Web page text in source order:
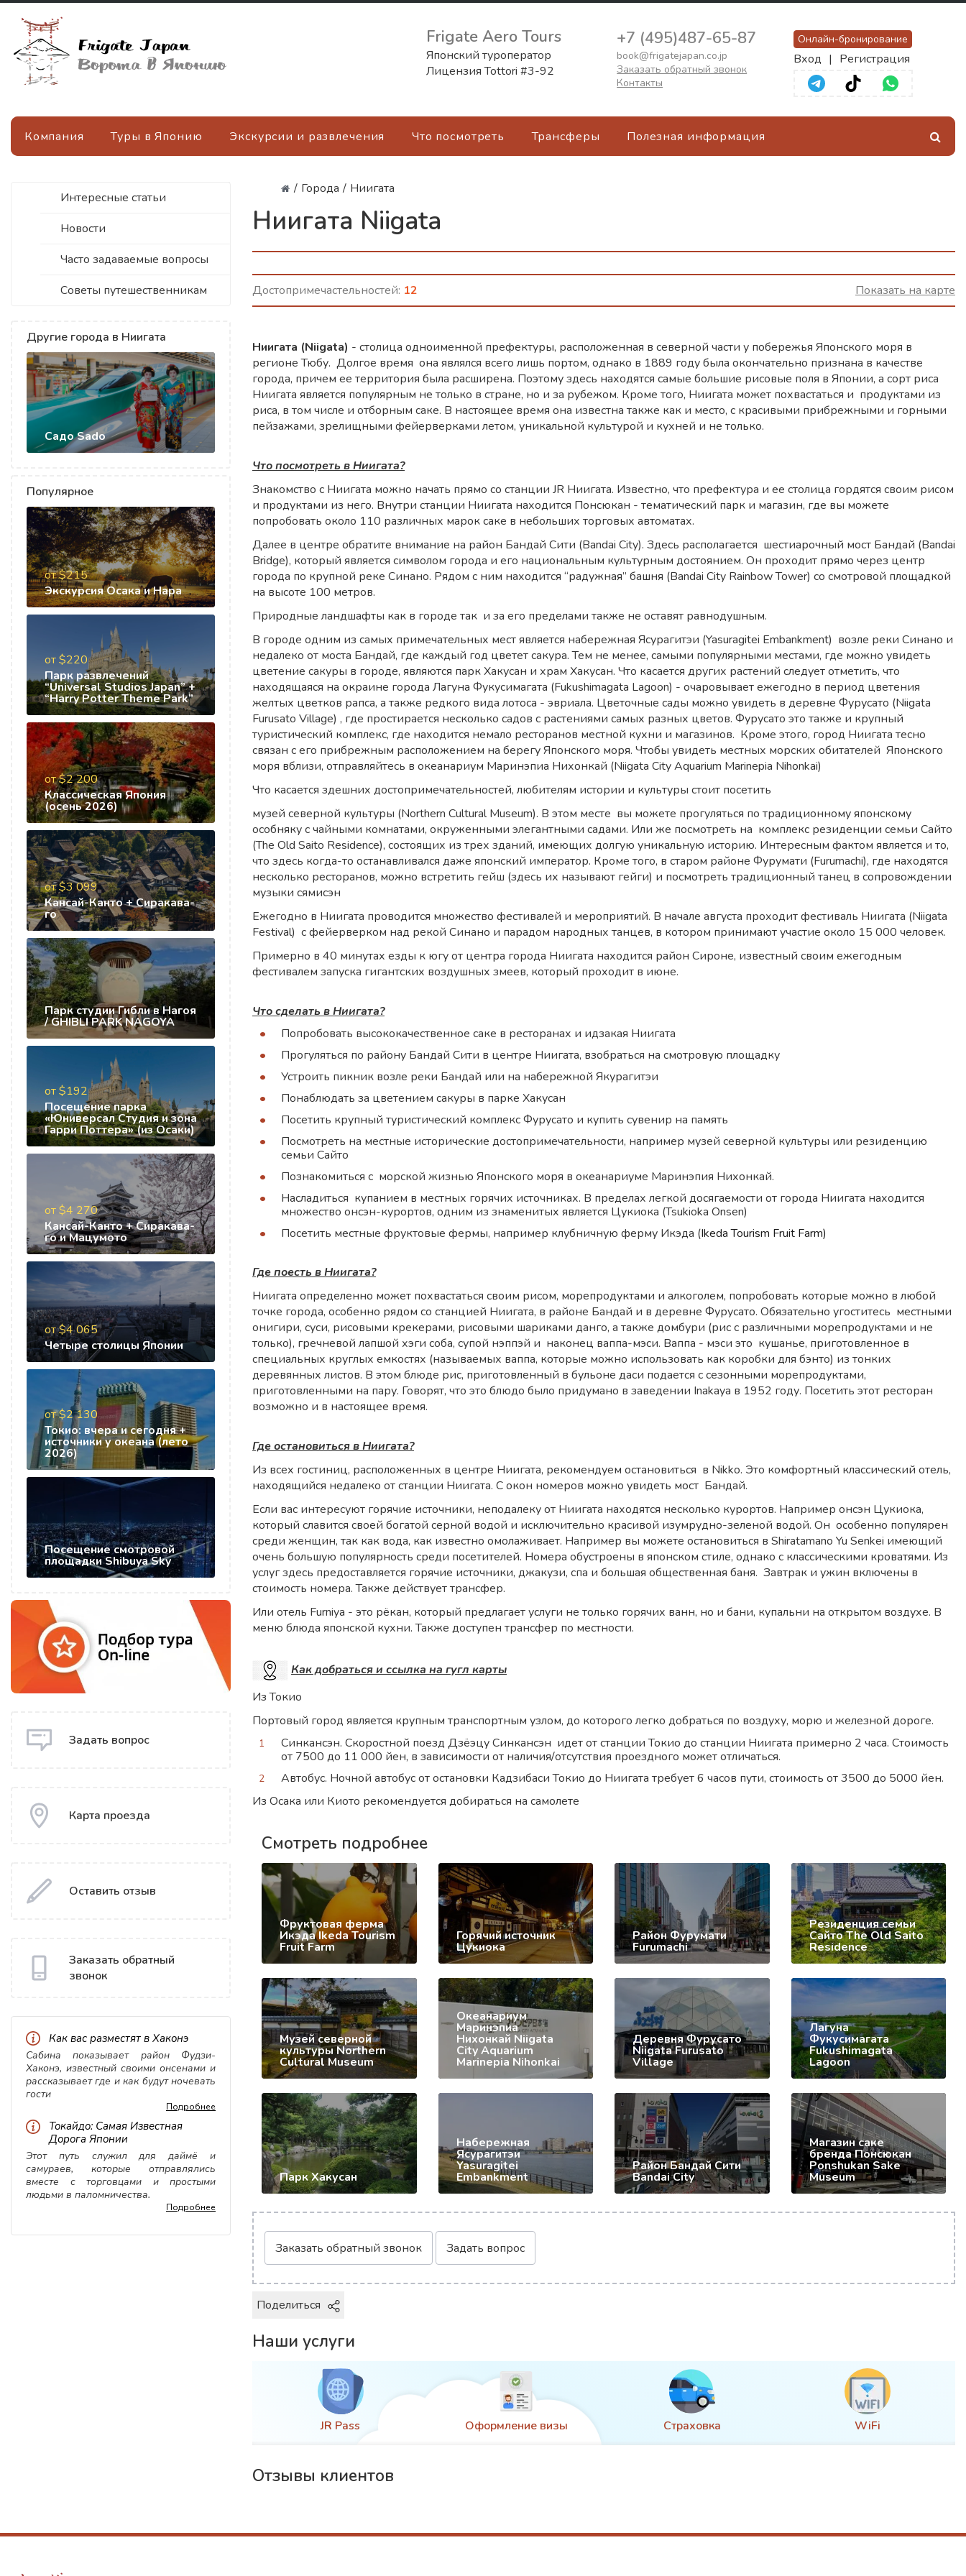
Frigate Aero Tours
Японский туроператор
Лицензия Tottori #3-92
+7 (495)487-65-87
book@frigatejapan.co.jp
Заказать обратный звонок
Контакты
Онлайн-бронирование
Вход | Регистрация
Компания Туры в Японию Экскурсии и развлечения Что посмотреть Трансферы Полезная информация
/ Города / Ниигата
Ниигата Niigata
Интересные статьи
Новости
Часто задаваемые вопросы
Советы путешественникам
Другие города в Ниигата
Садо Sado
Популярное
от $215
Экскурсия Осака и Нара
от $220
Парк развлечений
“Universal Studios Japan” +
“Harry Potter Theme Park”
от $2 200
Классическая Япония
(осень 2026)
от $3 099
Кансай-Канто + Сиракава-
го
Парк студии Гибли в Нагоя
/ GHIBLI PARK NAGOYA
от $192
Посещение парка
«Юниверсал Студия и зона
Гарри Поттера» (из Осаки)
от $4 270
Кансай-Канто + Сиракава-
го и Мацумото
от $4 065
Четыре столицы Японии
от $2 130
Токио: вчера и сегодня +
источники у океана (лето
2026)
Посещение смотровой
площадки Shibuya Sky
Задать вопрос
Карта проезда
Оставить отзыв
Заказать обратный
звонок
Как вас разместят в Хаконэ
Сабина показывает район Фудзи-
Хаконэ, известный своими онсенами и
рассказывает где и как будут ночевать
гости
Подробнее
Токайдо: Самая Известная
Дорога Японии
Этот путь служил для даймё и
самураев, которые отправлялись
вместе с торговцами и простыми
людьми в паломничества.
Подробнее
Место с красивыми прибрежными и горными
уникальной культурой и кухней
Достопримечастельностей: 12 Показать на карте
Ниигата (Niigata) - столица одноименной префектуры, расположенная в северной части у побережья Японского моря в
регионе Тюбу. Долгое время она являлся всего лишь портом, однако в 1889 году была окончательно признана в качестве
города, причем ее территория была расширена. Поэтому здесь находятся самые большие рисовые поля в Японии, а сорт риса
Ниигата является популярным не только в стране, но и за рубежом. Кроме того, Ниигата может похвастаться и продуктами из
риса, в том числе и отборным саке. В настоящее время она известна также как и место, с красивыми прибрежными и горными
пейзажами, зрелищными фейерверками летом, уникальной культурой и кухней и не только.
Что посмотреть в Ниигата?
Знакомство с Ниигата можно начать прямо со станции JR Ниигата. Известно, что префектура и ее столица гордятся своим рисом
и продуктами из него. Внутри станции Ниигата находится Понсюкан - тематический парк и магазин, где вы можете
попробовать около 110 различных марок саке в небольших торговых автоматах.
Далее в центре обратите внимание на район Бандай Сити (Bandai City). Здесь располагается шестиарочный мост Бандай (Bandai
Bridge), который является символом города и его национальным культурным достоянием. Он проходит прямо через центр
города по крупной реке Синано. Рядом с ним находится “радужная” башня (Bandai City Rainbow Tower) со смотровой площадкой
на высоте 100 метров.
Природные ландшафты как в городе так и за его пределами также не оставят равнодушным.
В городе одним из самых примечательных мест является набережная Ясурагитэи (Yasuragitei Embankment) возле реки Синано и
недалеко от моста Бандай, где каждый год цветет сакура. Тем не менее, самыми популярными местами, где можно увидеть
цветение сакуры в городе, являются парк Хакусан и храм Хакусан. Что касается других растений следует отметить, что
находящаяся на окраине города Лагуна Фукусимагата (Fukushimagata Lagoon) - очаровывает ежегодно в период цветения
желтых цветков рапса, а также редкого вида лотоса - эвриала. Цветочные сады можно увидеть в деревне Фурусато (Niigata
Furusato Village) , где простирается несколько садов с растениями самых разных цветов. Фурусато это также и крупный
туристический комплекс, где находится немало ресторанов местной кухни и магазинов. Кроме этого, город Ниигата тесно
связан с его прибрежным расположением на берегу Японского моря. Чтобы увидеть местных морских обитателей Японского
моря вблизи, отправляйтесь в океанариум Маринэпиа Нихонкай (Niigata City Aquarium Marinepia Nihonkai)
Что касается здешних достопримечательностей, любителям истории и культуры стоит посетить
музей северной культуры (Northern Cultural Museum). В этом месте вы можете прогуляться по традиционному японскому
особняку с чайными комнатами, окруженными элегантными садами. Или же посмотреть на комплекс резиденции семьи Сайто
(The Old Saito Residence), состоящих из трех зданий, имеющих долгую уникальную историю. Интересным фактом является и то,
что здесь когда-то останавливался даже японский император. Кроме того, в старом районе Фурумати (Furumachi), где находятся
несколько ресторанов, можно встретить гейш (здесь их называют гейги) и посмотреть традиционный танец в сопровождении
музыки сямисэн
Ежегодно в Ниигата проводится множество фестивалей и мероприятий. В начале августа проходит фестиваль Ниигата (Niigata
Festival) с фейерверком над рекой Синано и парадом народных танцев, в котором принимают участие около 15 000 человек.
Примерно в 40 минутах езды к югу от центра города Ниигата находится район Сироне, известный своим ежегодным
фестивалем запуска гигантских воздушных змеев, который проходит в июне.
Что сделать в Ниигата?
Попробовать высококачественное саке в ресторанах и идзакая Ниигата
Прогуляться по району Бандай Сити в центре Ниигата, взобраться на смотровую площадку
Устроить пикник возле реки Бандай или на набережной Якурагитэи
Понаблюдать за цветением сакуры в парке Хакусан
Посетить крупный туристический комплекс Фурусато и купить сувенир на память
Посмотреть на местные исторические достопримечательности, например музей северной культуры или резиденцию
семьи Сайто
Познакомиться с морской жизнью Японского моря в океанариуме Маринэпия Нихонкай.
Насладиться купанием в местных горячих источниках. В пределах легкой досягаемости от города Ниигата находится
множество онсэн-курортов, одним из знаменитых является Цукиока (Tsukioka Onsen)
Посетить местные фруктовые фермы, например клубничную ферму Икэда (Ikeda Tourism Fruit Farm)
Где поесть в Ниигата?
Ниигата определенно может похвастаться своим рисом, морепродуктами и алкоголем, попробовать которые можно в любой
точке города, особенно рядом со станцией Ниигата, в районе Бандай и в деревне Фурусато. Обязательно угоститесь местными
онигири, суси, рисовыми крекерами, рисовыми шариками данго, а также домбури (рис с различными морепродуктами и не
только), гречневой лапшой хэги соба, супой нэппэй и наконец ваппа-мэси. Ваппа - мэси это кушанье, приготовленное в
специальных круглых емкостях (называемых ваппа, которые можно использовать как коробки для бэнто) из тонких
деревянных листов. В этом блюде рис, приготовленный в бульоне даси подается с сезонными морепродуктами,
приготовленными на пару. Говорят, что это блюдо было придумано в заведении Inakaya в 1952 году. Посетить этот ресторан
возможно и в настоящее время.
Где остановиться в Ниигата?
Из всех гостиниц, расположенных в центре Ниигата, рекомендуем остановиться в Nikko. Это комфортный классический отель,
находящийся недалеко от станции Ниигата. С окон номеров можно увидеть мост Бандай.
Если вас интересуют горячие источники, неподалеку от Ниигата находятся несколько курортов. Например онсэн Цукиока,
который славится своей богатой серной водой и исключительно красивой изумрудно-зеленой водой. Он особенно популярен
среди женщин, так как вода, как известно омолаживает. Например вы можете остановиться в Shiratamano Yu Senkei имеющий
очень большую популярность среди посетителей. Номера обустроены в японском стиле, однако с классическими кроватями. Из
услуг здесь предоставляется горячие источники, джакузи, спа и большая общественная баня. Завтрак и ужин включены в
стоимость номера. Также действует трансфер.
Или отель Furniya - это рёкан, который предлагает услуги не только горячих ванн, но и бани, купальни на открытом воздухе. В
меню блюда японской кухни. Также доступен трансфер по местности.
Как добраться и ссылка на гугл карты
Из Токио
Портовый город является крупным транспортным узлом, до которого легко добраться по воздуху, морю и железной дороге.
Синкансэн. Скоростной поезд Дзёэцу Синкансэн идет от станции Токио до станции Ниигата примерно 2 часа. Стоимость
от 7500 до 11 000 йен, в зависимости от наличия/отсутствия проездного может отличаться.
Автобус. Ночной автобус от остановки Кадзибаси Токио до Ниигата требует 6 часов пути, стоимость от 3500 до 5000 йен.
Из Осака или Киото рекомендуется добираться на самолете
Смотреть подробнее
Фруктовая ферма
Икэда Ikeda Tourism
Fruit Farm
Горячий источник
Цукиока
Район Фурумати
Furumachi
Резиденция семьи
Сайто The Old Saito
Residence
Музей северной
культуры Northern
Cultural Museum
Океанариум
Маринэпиа
Нихонкай Niigata
City Aquarium
Marinepia Nihonkai
Деревня Фурусато
Niigata Furusato
Village
Лагуна
Фукусимагата
Fukushimagata
Lagoon
Парк Хакусан
Набережная
Ясурагитэи
Yasuragitei
Embankment
Район Бандай Сити
Bandai City
Магазин саке
бренда Понсюкан
Ponshukan Sake
Museum
Заказать обратный звонок Задать вопрос
Поделиться
Наши услуги
Оформление визы Страховка WiFi
Отзывы клиентов